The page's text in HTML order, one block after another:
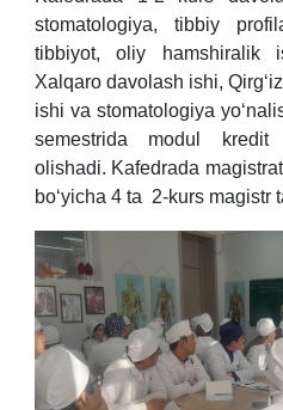
stomatologiya, tibbiy
tibbiyot, oliy hamshiralik
Xalqaro davolash ishi,
ishi va stomatologiya
semestrida modul
olishadi. Kafedrada
bo‘yicha 4 ta 2-kurs magistr